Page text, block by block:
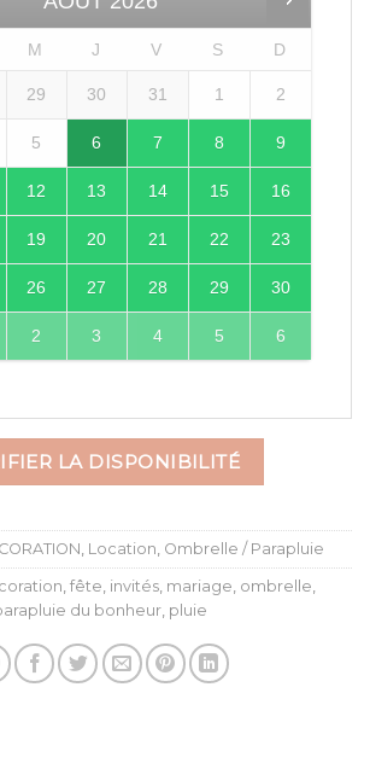
M J V S D
29 30 31 1 2
5 6 7 8 9
12 13 14 15 16
19 20 21 22 23
26 27 28 29 30
2 3 4 5 6
LA DISPONIBILITÉ
Location Ombrelle / Parapluie
fête invités mariage ombrelle
du bonheur pluie